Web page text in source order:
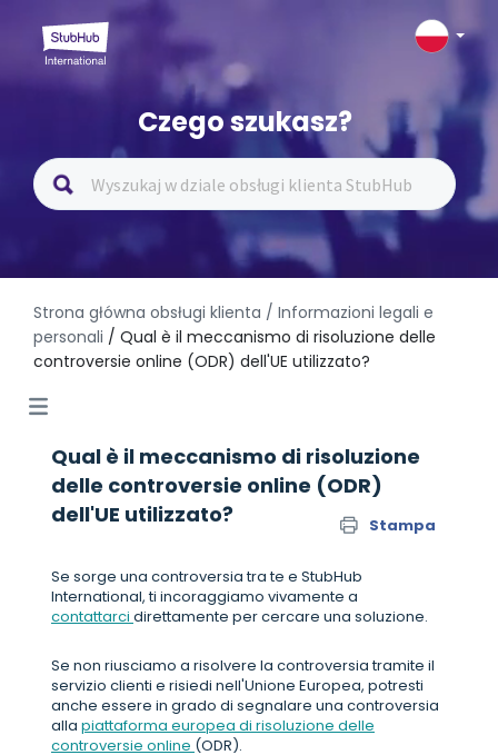
Czego szukasz?
Strona główna obsługi klienta / Informazioni legali e
personali / Qual è il meccanismo di risoluzione delle
controversie online (ODR) dell'UE utilizzato?
Qual è il meccanismo di risoluzione
delle controversie online (ODR)
dell'UE utilizzato?
Stampa
Se sorge una controversia tra te e StubHub
International, ti incoraggiamo vivamente a
contattarci direttamente per cercare una soluzione.
Se non riusciamo a risolvere la controversia tramite il
servizio clienti e risiedi nell'Unione Europea, potresti
anche essere in grado di segnalare una controversia
alla piattaforma europea di risoluzione delle
controversie online (ODR).